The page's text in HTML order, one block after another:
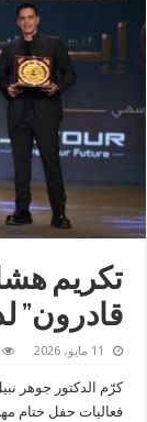
تكريم
قادرون”
11 مايو، 2026
كرّم الدكتور جوهر
فعاليات حفل ختام